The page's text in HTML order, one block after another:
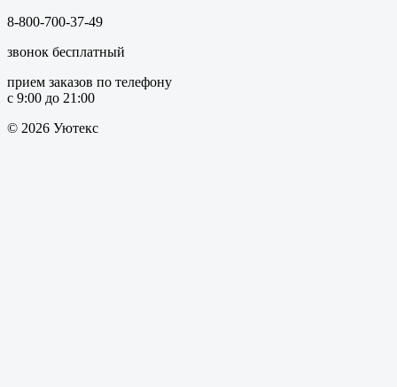
8-800-700-37-49
звонок бесплатный
прием заказов по телефону
с 9:00 до 21:00
© 2026 Уютекс